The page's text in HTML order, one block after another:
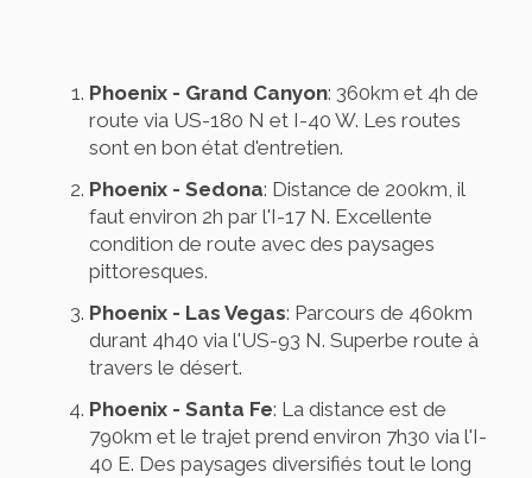
Phoenix - Grand Canyon: 360km et 4h de
route via US-180 N et I-40 W. Les routes
sont en bon état d'entretien.
Phoenix - Sedona: Distance de 200km, il
faut environ 2h par l'I-17 N. Excellente
condition de route avec des paysages
pittoresques.
Phoenix - Las Vegas: Parcours de 460km
durant 4h40 via l'US-93 N. Superbe route à
travers le désert.
Phoenix - Santa Fe: La distance est de
790km et le trajet prend environ 7h30 via l'I-
40 E. Des paysages diversifiés tout le long